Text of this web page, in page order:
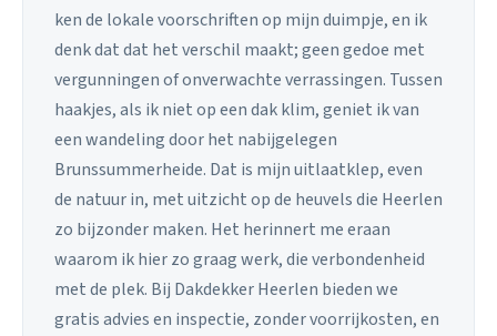
ken de lokale voorschriften op mijn duimpje, en ik
denk dat dat het verschil maakt; geen gedoe met
vergunningen of onverwachte verrassingen. Tussen
haakjes, als ik niet op een dak klim, geniet ik van
een wandeling door het nabijgelegen
Brunssummerheide. Dat is mijn uitlaatklep, even
de natuur in, met uitzicht op de heuvels die Heerlen
zo bijzonder maken. Het herinnert me eraan
waarom ik hier zo graag werk, die verbondenheid
met de plek. Bij Dakdekker Heerlen bieden we
gratis advies en inspectie, zonder voorrijkosten, en